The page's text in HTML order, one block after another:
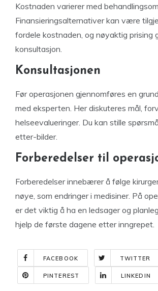
Kostnaden varierer med
Finansieringsalternativer kan være
fordele kostnaden, og nøyaktig prising
konsultasjon.
Konsultasjonen
Før operasjonen gjennomføres en
med eksperten. Her diskuteres mål,
helseevalueringer. Du kan stille
etter-bilder.
Forberedelser til
Forberedelser innebærer å følge
nøye, som endringer i medisiner. På
er det viktig å ha en ledsager og
hjelp de første dagene etter inngrepet.
FACEBOOK TWITTER
PINTEREST LINKEDIN